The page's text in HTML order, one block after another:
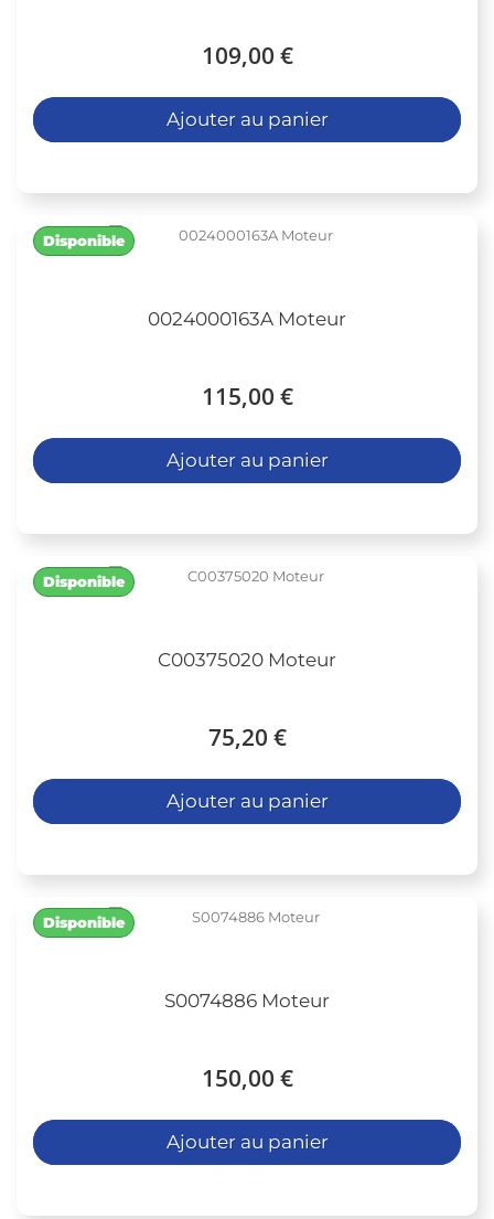
109,00 €
Ajouter au panier
0024000163A Moteur
115,00 €
Disponible
Ajouter au panier
C00375020 Moteur
75,20 €
Disponible
Ajouter au panier
S0074886 Moteur
150,00 €
Disponible
Ajouter au panier